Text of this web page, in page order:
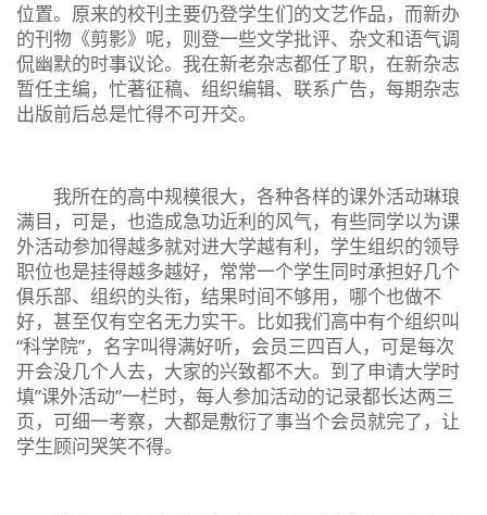
位置。原来的校刊主要仍登学生们的文艺作品，而新办
的刊物《剪影》呢，则登一些文学批评、杂文和语气调
侃幽默的时事议论。我在新老杂志都任了职，在新杂志
暂任主编，忙著征稿、组织编辑、联系广告，每期杂志
出版前后总是忙得不可开交。
我所在的高中规模很大，各种各样的课外活动琳琅
满目，可是，也造成急功近利的风气，有些同学以为课
外活动参加得越多就对进大学越有利，学生组织的领导
职位也是挂得越多越好，常常一个学生同时承担好几个
俱乐部、组织的头衔，结果时间不够用，哪个也做不
好，甚至仅有空名无力实干。比如我们高中有个组织叫
“科学院”，名字叫得满好听，会员三四百人，可是每次
开会没几个人去，大家的兴致都不大。到了申请大学时
填”课外活动”一栏时，每人参加活动的记录都长达两三
页，可细一考察，大都是敷衍了事当个会员就完了，让
学生顾问哭笑不得。